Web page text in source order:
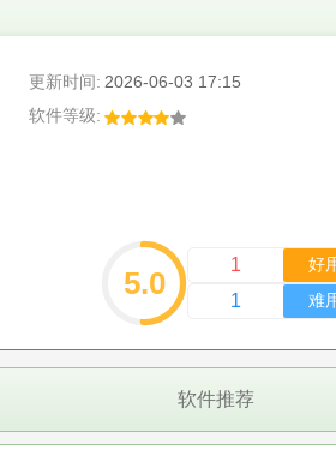
更新时间: 2026-06-03 17:15
软件等级:
5.0
1 好
1 难
软件推荐